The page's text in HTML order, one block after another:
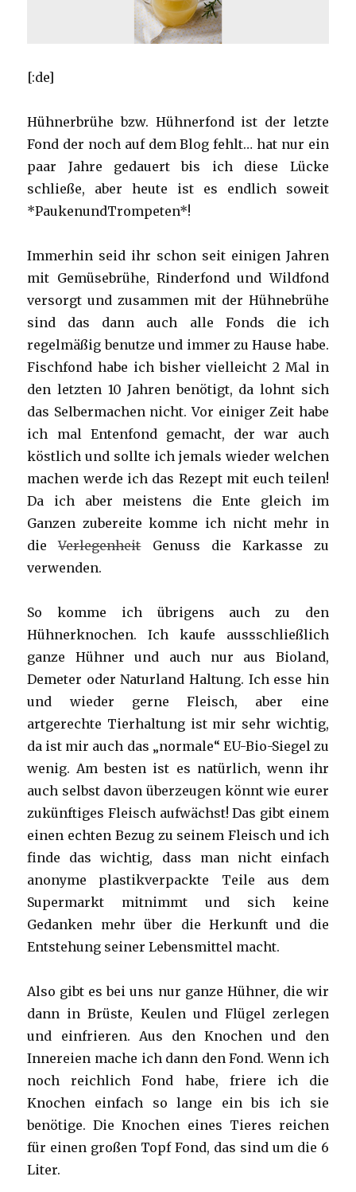
[:de]
Hühnerbrühe bzw. Hühnerfond ist der letzte
Fond der noch auf dem Blog fehlt… hat nur ein
paar Jahre gedauert bis ich diese Lücke
schließe, aber heute ist es endlich soweit
*PaukenundTrompeten*!
Immerhin seid ihr schon seit einigen Jahren
mit Gemüsebrühe, Rinderfond und Wildfond
versorgt und zusammen mit der Hühnebrühe
sind das dann auch alle Fonds die ich
regelmäßig benutze und immer zu Hause habe.
Fischfond habe ich bisher vielleicht 2 Mal in
den letzten 10 Jahren benötigt, da lohnt sich
das Selbermachen nicht. Vor einiger Zeit habe
ich mal Entenfond gemacht, der war auch
köstlich und sollte ich jemals wieder welchen
machen werde ich das Rezept mit euch teilen!
Da ich aber meistens die Ente gleich im
Ganzen zubereite komme ich nicht mehr in
dieVerlegenheitGenuss die Karkasse zu
verwenden.
So komme ich übrigens auch zu den
Hühnerknochen. Ich kaufe aussschließlich
ganze Hühner und auch nur aus Bioland,
Demeter oder Naturland Haltung. Ich esse hin
und wieder gerne Fleisch, aber eine
artgerechte Tierhaltung ist mir sehr wichtig,
da ist mir auch das „normale“ EU-Bio-Siegel zu
wenig. Am besten ist es natürlich, wenn ihr
auch selbst davon überzeugen könnt wie eurer
zukünftiges Fleisch aufwächst! Das gibt einem
einen echten Bezug zu seinem Fleisch und ich
finde das wichtig, dass man nicht einfach
anonyme plastikverpackte Teile aus dem
Supermarkt mitnimmt und sich keine
Gedanken mehr über die Herkunft und die
Entstehung seiner Lebensmittel macht.
Also gibt es bei uns nur ganze Hühner, die wir
dann in Brüste, Keulen und Flügel zerlegen
und einfrieren. Aus den Knochen und den
Innereien mache ich dann den Fond. Wenn ich
noch reichlich Fond habe, friere ich die
Knochen einfach so lange ein bis ich sie
benötige. Die Knochen eines Tieres reichen
für einen großen Topf Fond, das sind um die 6
Liter.